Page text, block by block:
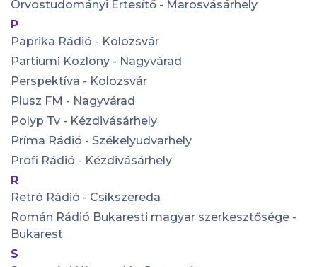
Orvostudományi Értesítő - Marosvásárhely
P
Paprika Rádió - Kolozsvár
Partiumi Közlöny - Nagyvárad
Perspektíva - Kolozsvár
Plusz FM - Nagyvárad
Polyp Tv - Kézdivásárhely
Príma Rádió - Székelyudvarhely
Profi Rádió - Kézdivásárhely
R
Retró Rádió - Csíkszereda
Román Rádió Bukaresti magyar szerkesztősége -
Bukarest
S